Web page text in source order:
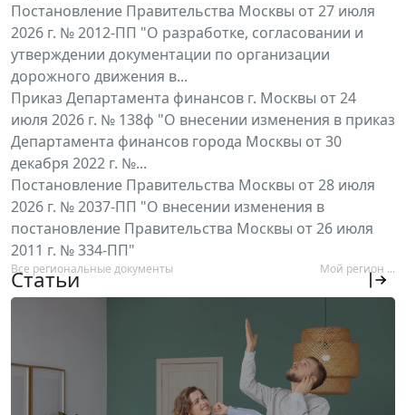
Постановление Правительства Москвы от 27 июля
2026 г. № 2012-ПП "О разработке, согласовании и
утверждении документации по организации
дорожного движения в...
Приказ Департамента финансов г. Москвы от 24
июля 2026 г. № 138ф "О внесении изменения в приказ
Департамента финансов города Москвы от 30
декабря 2022 г. №...
Постановление Правительства Москвы от 28 июля
2026 г. № 2037-ПП "О внесении изменения в
постановление Правительства Москвы от 26 июля
2011 г. № 334-ПП"
Все региональные документы Мой регион ...
Статьи